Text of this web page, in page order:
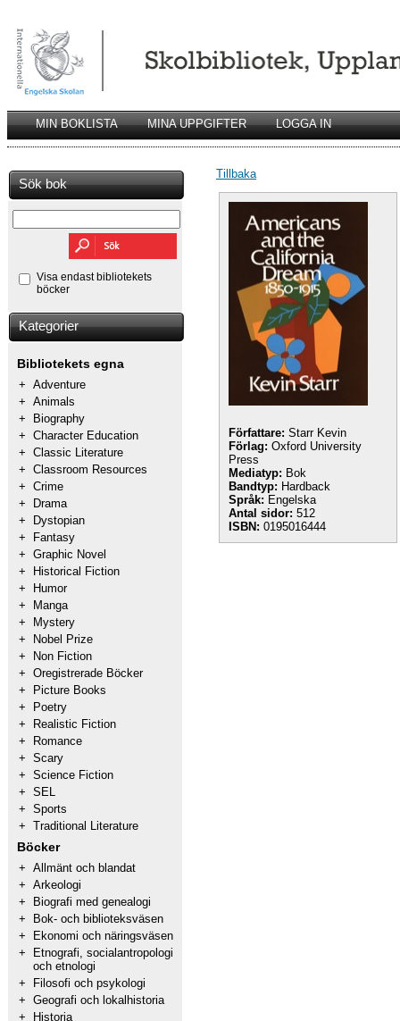
MIN BOKLISTA MINA UPPGIFTER LOGGA IN
Sök bok
Visa endast bibliotekets
böcker
Kategorier
Bibliotekets egna
+ Adventure
+ Animals
+
Biography
+ Character Education
+ Classic Literature
+ Classroom Resources
+ Crime
+
Drama
+
Dystopian
+
Fantasy
+ Graphic Novel
+
Historical Fiction
+
Humor
+
Manga
+
Mystery
+
Nobel Prize
+
Non Fiction
+ Oregistrerade Böcker
+
Picture Books
+
Poetry
+
Realistic Fiction
+
Romance
+ Scary
+ Science Fiction
+ SEL
+ Sports
+ Traditional Literature
Böcker
+ Allmänt och blandat
+ Arkeologi
+
Biografi med genealogi
+
Bok- och biblioteksväsen
+
Ekonomi och näringsväsen
+
Etnografi, socialantropologi
och etnologi
+
Filosofi och psykologi
+ Geografi och lokalhistoria
+
Historia
Tillbaka
Författare: Starr Kevin
Förlag: Oxford University
Press
Mediatyp: Bok
Bandtyp: Hardback
Språk: Engelska
Antal sidor: 512
ISBN: 0195016444